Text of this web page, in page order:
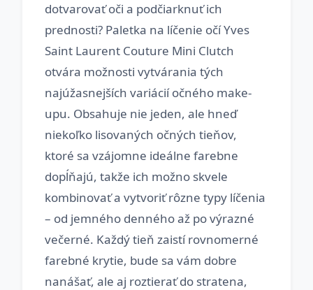
dotvarovať oči a podčiarknuť ich
prednosti? Paletka na líčenie očí Yves
Saint Laurent Couture Mini Clutch
otvára možnosti vytvárania tých
najúžasnejších variácií očného make-
upu. Obsahuje nie jeden, ale hneď
niekoľko lisovaných očných tieňov,
ktoré sa vzájomne ideálne farebne
dopĺňajú, takže ich možno skvele
kombinovať a vytvoriť rôzne typy líčenia
– od jemného denného až po výrazné
večerné. Každý tieň zaistí rovnomerné
farebné krytie, bude sa vám dobre
nanášať, ale aj roztierať do stratena,